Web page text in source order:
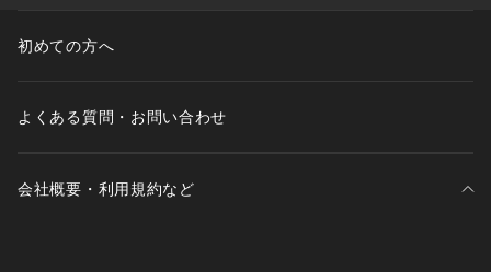
初めての方へ
よくある質問・お問い合わせ
会社概要・利用規約など